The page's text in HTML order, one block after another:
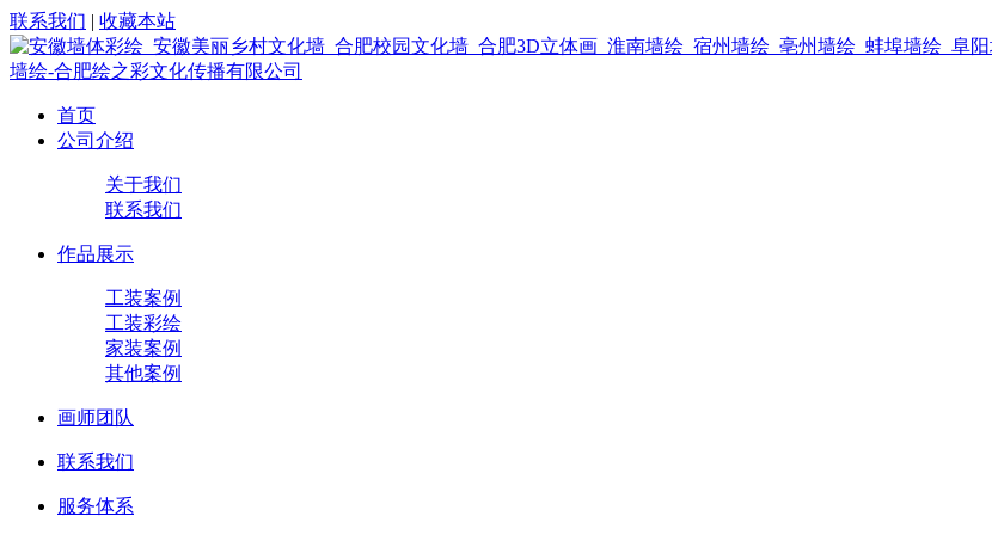
联系我们 | 收藏本站
首页
公司介绍
关于我们
联系我们
作品展示
工装案例
工装彩绘
家装案例
其他案例
画师团队
联系我们
服务体系